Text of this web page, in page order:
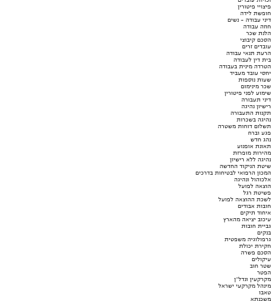
פיצויי פיטורין
חופשת לידה
דיני עבודה - נשים
חוזה עבודה
הלנת שכר
הסכם קיבוצי
עובדים זרים
הרעת תנאי עבודה
בית דין לעבודה
הטרדה מינית בעבודה
יחסי עובד מעביד
שעות נוספות
שכר מינימום
שימוע לפני פיטורין
דיני תעבורה
רישיון נהיגה
תקנות התעבורה
נהיגה בשכרות
תשלום דוחות משטרה
פגע וברח
נהג חדש
תאונת אופנוע
מהירות מופרזת
נהיגה ללא רישיון
שיטת הניקוד החדשה
המכון הרפואי לבטיחות בדרכים
אלכוהול ונהיגה
הוצאה לפועל
פשיטת רגל
לשכת ההוצאה לפועל
חובות אבודים
איחוד תיקים
עיכוב יציאה מהארץ
גביית חובות
בנקים
גרפולוגיה משפטית
חקירת יכולת
הסכם פשרה
עיקולים
שטר חוב
הפטר
מקרקעין ונדל"ן
מינהל מקרקעי ישראל
טאבו
משכנתא